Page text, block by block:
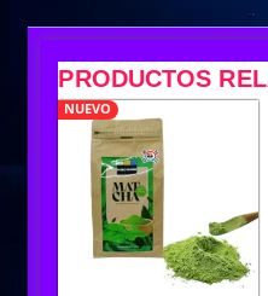
PRODUCTOS
NUEVO